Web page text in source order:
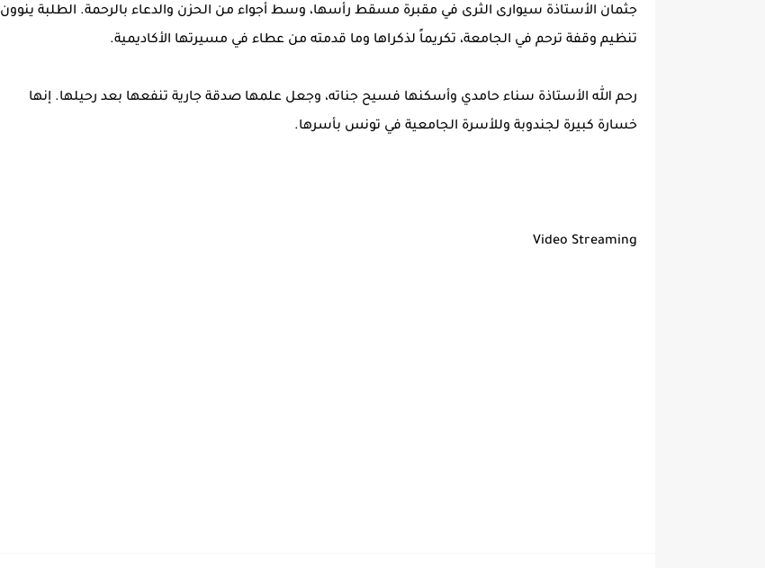
جثمان الأستاذة سيوارى الثرى في مقبرة مسقط رأسها، وسط أجواء من الحزن والدعاء بالرحمة. الطلبة ينوون
تنظيم وقفة ترحم في الجامعة، تكريماً لذكراها وما قدمته من عطاء في مسيرتها الأكاديمية.
رحم الله الأستاذة سناء حامدي وأسكنها فسيح جناته، وجعل علمها صدقة جارية تنفعها بعد رحيلها. إنها
خسارة كبيرة لجندوبة وللأسرة الجامعية في تونس بأسرها.
Video Streaming